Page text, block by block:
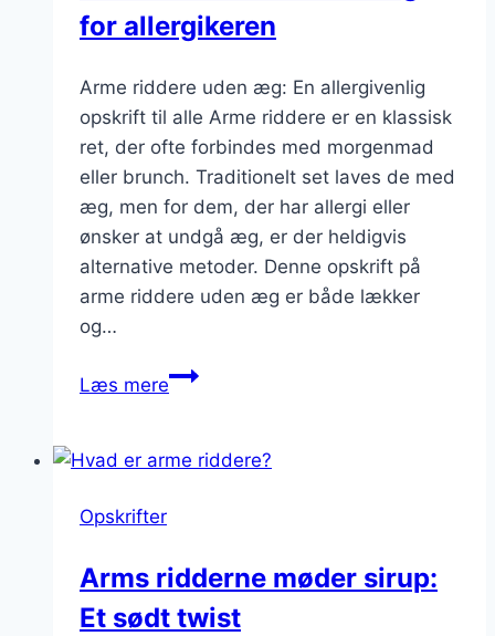
for allergikeren
Arme riddere uden æg: En allergivenlig
opskrift til alle Arme riddere er en klassisk
ret, der ofte forbindes med morgenmad
eller brunch. Traditionelt set laves de med
æg, men for dem, der har allergi eller
ønsker at undgå æg, er der heldigvis
alternative metoder. Denne opskrift på
arme riddere uden æg er både lækker
og…
Læs merearme
æg
Opskrifter
Arms ridderne møder sirup:
Et sødt twist